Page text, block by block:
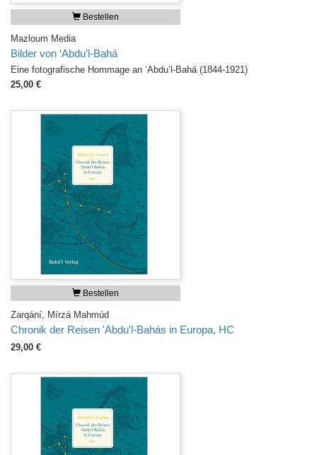
Bestellen
Mazloum Media
Bilder von ‘Abdu’l-Bahá
Eine fotografische Hommage an ‘Abdu’l-Bahá (1844-1921)
25,00 €
Bestellen
Zarqání, Mírzá Mahmúd
Chronik der Reisen 'Abdu'l-Bahás in Europa, HC
29,00 €